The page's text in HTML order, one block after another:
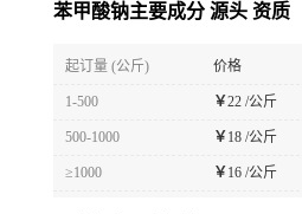
苯甲酸钠主要成分 源头 资质
起订量 (公斤) 价格
1-500 ￥22 /公斤
500-1000 ￥ 18 /公斤
≥1000 ￥ 16 /公斤